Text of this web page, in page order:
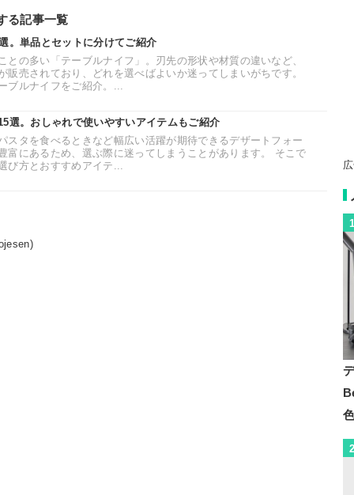
る記事一覧
。単品とセットに分けてご紹介
との多い「テーブルナイフ」。刃先の形状や材質の違いなど、
販売されており、どれを選べばよいか迷ってしまいがちです。
ブルナイフをご紹介。...
選。おしゃれで使いやすいアイテムもご紹介
スタを食べるときなど幅広い活躍が期待できるデザートフォー
富にあるため、選ぶ際に迷ってしまうことがあります。 そこで
び方とおすすめアイテ...